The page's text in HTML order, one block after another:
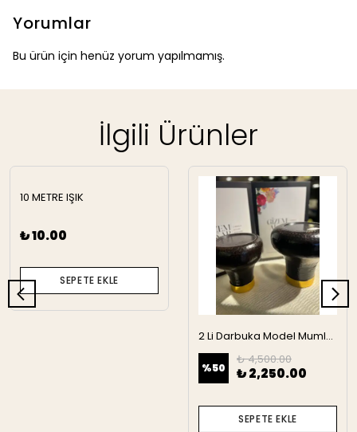
Yorumlar
Bu ürün için henüz yorum yapılmamış.
İlgili Ürünler
10 METRE IŞIK
₺ 10.00
SEPETE EKLE
2 Li Darbuka Model Mumluk
%50
₺ 4,500.00
₺ 2,250.00
SEPETE EKLE